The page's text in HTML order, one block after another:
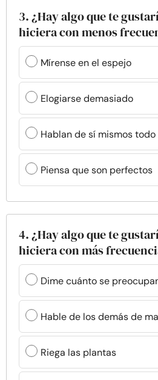
3. ¿Hay algo que te
hiciera con menos
Mírense en el espejo
Elogiarse demasiado
Hablan de sí mismos
Piensa que son perfectos
4. ¿Hay algo que te
hiciera con más
Dime cuánto se
Hable de los demás de
Riega las plantas